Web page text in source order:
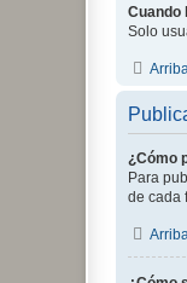
Cuando
Solo
Arriba
¿Cómo
Para
de cada
Arriba